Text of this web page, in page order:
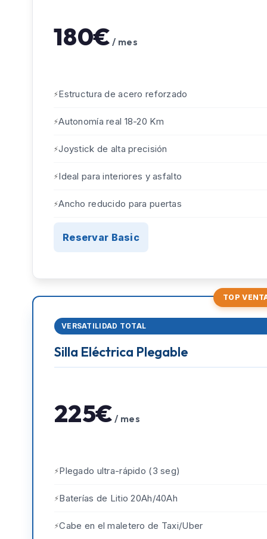
180€ / mes
Estructura de acero reforzado
Autonomía real 18-20 Km
Joystick de alta precisión
Ideal para interiores y asfalto
Ancho reducido para puertas
Reservar Basic
TOP
VERSATILIDAD TOTAL
Silla Eléctrica Plegable
225€ / mes
Plegado ultra-rápido (3 seg)
Baterías de Litio 20Ah/40Ah
Cabe en el maletero de Taxi/Uber